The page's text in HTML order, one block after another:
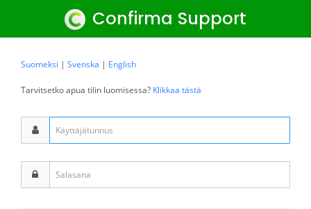
Confirma Support
Suomeksi | Svenska | English
Tarvitsetko apua tilin luomisessa? Klikkaa tästä